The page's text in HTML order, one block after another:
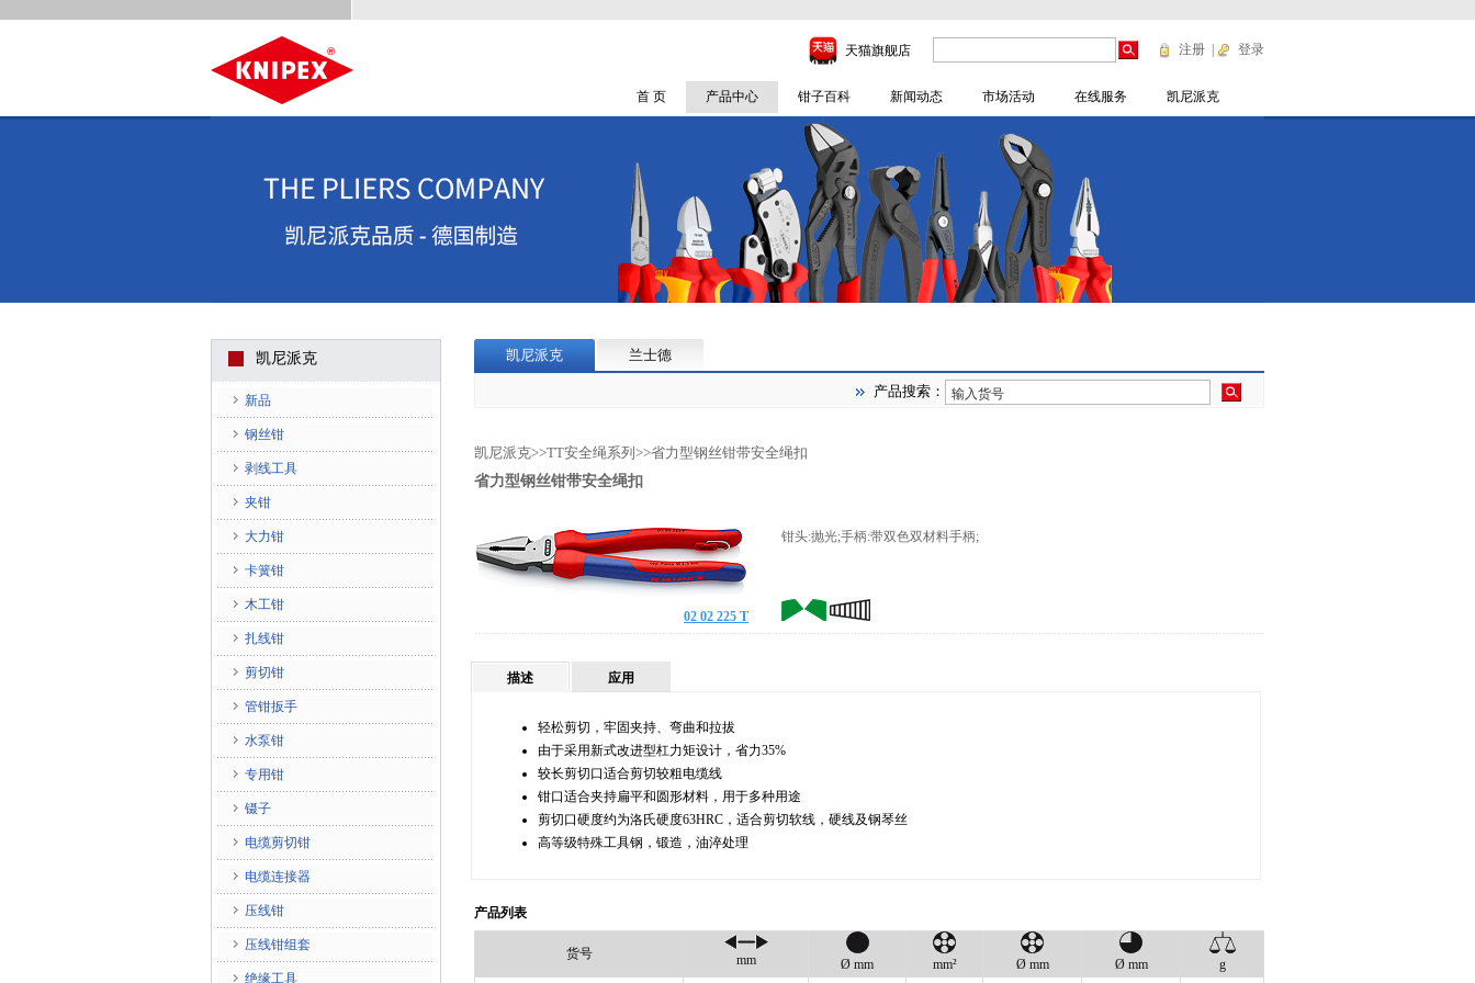
天猫旗舰店 注册 登录
首 页 产品中心 钳子百科 新闻动态 市场活动 在线服务 凯尼派克
凯尼派克
新品
钢丝钳
剥线工具
夹钳
大力钳
卡簧钳
木工钳
扎线钳
剪切钳
管钳扳手
水泵钳
专用钳
镊子
电缆剪切钳
电缆连接器
压线钳
压线钳组套
绝缘工具
凯尼派克 兰士德
产品搜索：
凯尼派克>>TT安全绳系列 >>省力型钢丝钳带安全绳扣
省力型钢丝钳带安全绳扣
钳头:抛光;手柄:带双色双材料手柄;
02 02 225 T
描述 应用
轻松剪切，牢固夹持、弯曲和拉拔
由于采用新式改进型杠力矩设计，省力35%
较长剪切口适合剪切较粗电缆线
钳口适合夹持扁平和圆形材料，用于多种用途
剪切口硬度约为洛氏硬度63HRC，适合剪切软线，硬线及钢琴丝
高等级特殊工具钢，锻造，油淬处理
产品列表
货号 mm Ø mm mm² Ø mm Ø mm
g